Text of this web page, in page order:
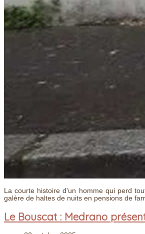
La courte histoire d'un homme qui perd
galère de haltes de nuits en pensions de
Le Bouscat : Medrano